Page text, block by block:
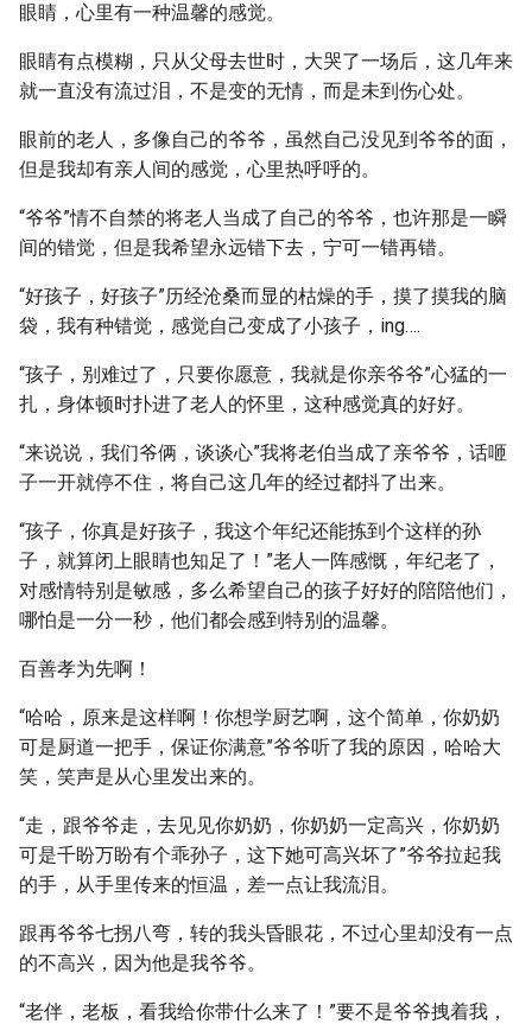
眼睛，心里有一种温馨的感觉。
眼睛有点模糊，只从父母去世时，大哭了一场后，这几年来
就一直没有流过泪，不是变的无情，而是未到伤心处。
眼前的老人，多像自己的爷爷，虽然自己没见到爷爷的面，
但是我却有亲人间的感觉，心里热呼呼的。
“爷爷”情不自禁的将老人当成了自己的爷爷，也许那是一瞬
间的错觉，但是我希望永远错下去，宁可一错再错。
“好孩子，好孩子”历经沧桑而显的枯燥的手，摸了摸我的脑
袋，我有种错觉，感觉自己变成了小孩子，ing….
“孩子，别难过了，只要你愿意，我就是你亲爷爷”心猛的一
扎，身体顿时扑进了老人的怀里，这种感觉真的好好。
“来说说，我们爷俩，谈谈心”我将老伯当成了亲爷爷，话咂
子一开就停不住，将自己这几年的经过都抖了出来。
“孩子，你真是好孩子，我这个年纪还能拣到个这样的孙
子，就算闭上眼睛也知足了！”老人一阵感慨，年纪老了，
对感情特别是敏感，多么希望自己的孩子好好的陪陪他们，
哪怕是一分一秒，他们都会感到特别的温馨。
百善孝为先啊！
“哈哈，原来是这样啊！你想学厨艺啊，这个简单，你奶奶
可是厨道一把手，保证你满意”爷爷听了我的原因，哈哈大
笑，笑声是从心里发出来的。
“走，跟爷爷走，去见见你奶奶，你奶奶一定高兴，你奶奶
可是千盼万盼有个乖孙子，这下她可高兴坏了”爷爷拉起我
的手，从手里传来的恒温，差一点让我流泪。
跟再爷爷七拐八弯，转的我头昏眼花，不过心里却没有一点
的不高兴，因为他是我爷爷。
“老伴，老板，看我给你带什么来了！”要不是爷爷拽着我，